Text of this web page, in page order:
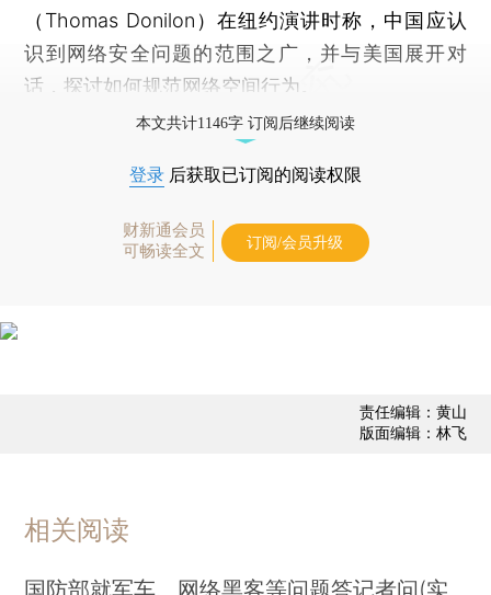
（Thomas Donilon）在纽约演讲时称，中国应认
识到网络安全问题的范围之广，并与美国展开对
话，探讨如何规范网络空间行为。
本文共计1146字 订阅后继续阅读
登录 后获取已订阅的阅读权限
财新通会员
可畅读全文
订阅/会员升级
责任编辑：黄山
版面编辑：林飞
相关阅读
国防部就军车、网络黑客等问题答记者问(实